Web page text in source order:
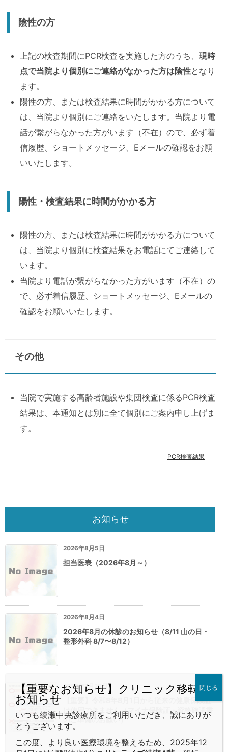
陰性の方
上記の検査期間にPCR検査を実施した方のうち、 現時
点で当院より個別にご連絡がなかった方は陰性となり
ます。
陽性の方、または検査結果に時間がかかる方について
は、当院より個別にご連絡をいたします。当院より電
話が繋がらなかった方がいます（不在）ので、必ず着
信履歴、ショートメッセージ、Eメールの確認をお願
いいたします。
陽性・検査結果に時間がかかる方
陽性の方、または検査結果に時間がかかる方について
は、当院より個別に検査結果をお電話にてご連絡して
います。
当院より電話が繋がらなかった方がいます（不在）の
で、必ず着信履歴、ショートメッセージ、Eメールの
確認をお願いいたします。
その他
当院で実施する高齢者施設や集団検査に係るPCR検査
結果は、本通知とは別に全て個別にご案内申し上げま
す。
PCR検査結果
お知らせ
2026年8月5日
担当医表（2026年8月～）
2026年8月4日
2026年8月の休診のお知らせ（8/11 山の日・
整形外科 8/7〜8/12）
2026年7月26日
【重要】令和8年8月1日から従来の健康保険証
は使用できません（マイナ保険証・資格確認書
のご準備のお願い）
【重要なお知らせ】クリニック移転の
お知らせ
いつも綾瀬中央診療所をご利用いただき、誠にありが
とうございます。
この度、より良い医療環境を整えるため、2025年12
閉じる